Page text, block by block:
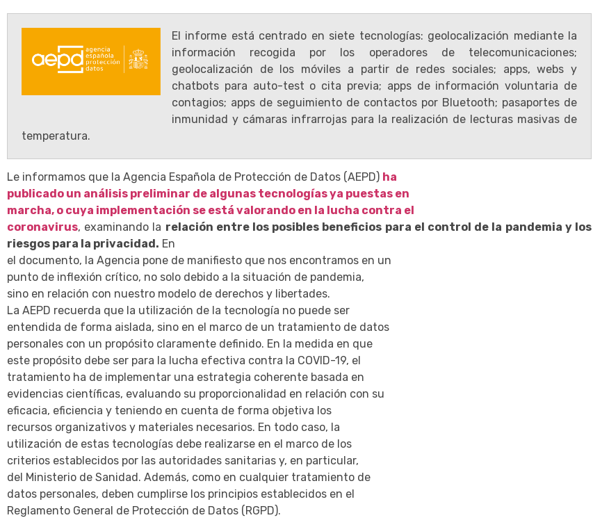
El informe está centrado en siete tecnologías: geolocalización mediante la
información recogida por los operadores de telecomunicaciones;
geolocalización de los móviles a partir de redes sociales; apps, webs y
chatbots para auto-test o cita previa; apps de información voluntaria de
contagios; apps de seguimiento de contactos por Bluetooth; pasaportes de
inmunidad y cámaras infrarrojas para la realización de lecturas masivas de
temperatura.
Le informamos que la Agencia Española de Protección de Datos (AEPD) ha
publicado un análisis preliminar de algunas tecnologías ya puestas en
marcha, o cuya implementación se está valorando en la lucha contra el
coronavirus, examinando la relación entre los posibles beneficios para el control de la pandemia y los
riesgos para la privacidad. En
el documento, la Agencia pone de manifiesto que nos encontramos en un
punto de inflexión crítico, no solo debido a la situación de pandemia,
sino en relación con nuestro modelo de derechos y libertades.
La AEPD recuerda que la utilización de la tecnología no puede ser
entendida de forma aislada, sino en el marco de un tratamiento de datos
personales con un propósito claramente definido. En la medida en que
este propósito debe ser para la lucha efectiva contra la COVID-19, el
tratamiento ha de implementar una estrategia coherente basada en
evidencias científicas, evaluando su proporcionalidad en relación con su
eficacia, eficiencia y teniendo en cuenta de forma objetiva los
recursos organizativos y materiales necesarios. En todo caso, la
utilización de estas tecnologías debe realizarse en el marco de los
criterios establecidos por las autoridades sanitarias y, en particular,
del Ministerio de Sanidad. Además, como en cualquier tratamiento de
datos personales, deben cumplirse los principios establecidos en el
Reglamento General de Protección de Datos (RGPD).